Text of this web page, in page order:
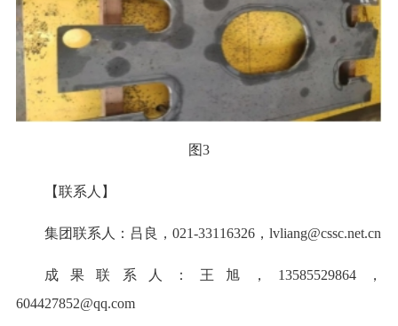
图3
【联系人】
集团联系人：吕良，021-33116326，lvliang@cssc.net.cn
成果联系人：王旭，13585529864，
604427852@qq.com